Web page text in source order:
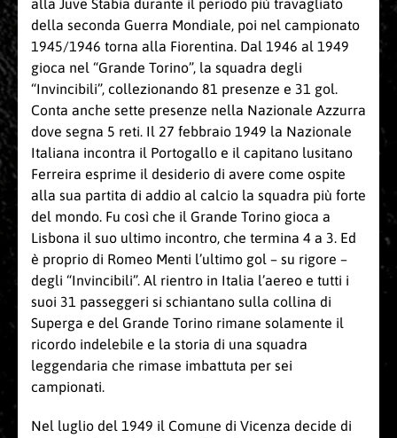
alla Juve Stabia durante il periodo più travagliato
della seconda Guerra Mondiale, poi nel campionato
1945/1946 torna alla Fiorentina. Dal 1946 al 1949
gioca nel “Grande Torino”, la squadra degli
“Invincibili”, collezionando 81 presenze e 31 gol.
Conta anche sette presenze nella Nazionale Azzurra
dove segna 5 reti. Il 27 febbraio 1949 la Nazionale
Italiana incontra il Portogallo e il capitano lusitano
Ferreira esprime il desiderio di avere come ospite
alla sua partita di addio al calcio la squadra più forte
del mondo. Fu così che il Grande Torino gioca a
Lisbona il suo ultimo incontro, che termina 4 a 3. Ed
è proprio di Romeo Menti l’ultimo gol – su rigore –
degli “Invincibili”. Al rientro in Italia l’aereo e tutti i
suoi 31 passeggeri si schiantano sulla collina di
Superga e del Grande Torino rimane solamente il
ricordo indelebile e la storia di una squadra
leggendaria che rimase imbattuta per sei
campionati.
Nel luglio del 1949 il Comune di Vicenza decide di